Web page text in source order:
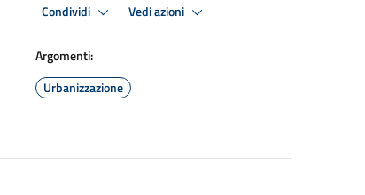
Condividi Vedi azioni
Argomenti:
Urbanizzazione